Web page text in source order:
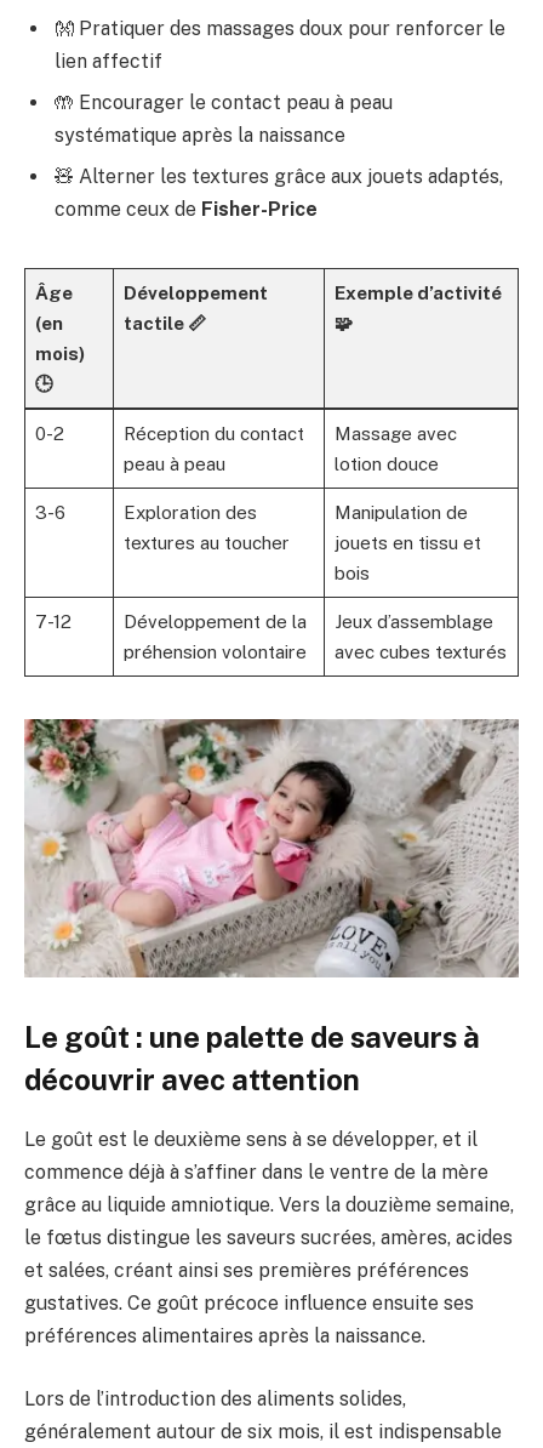
👐 Pratiquer des massages doux pour renforcer le
lien affectif
🤲 Encourager le contact peau à peau
systématique après la naissance
🧸 Alterner les textures grâce aux jouets adaptés,
comme ceux de Fisher-Price
Âge
(en
mois)
🕒
Développement
tactile 📏
Exemple d’activité
🧩
0-2
Réception du contact
peau à peau
Massage avec
lotion douce
3-6
Exploration des
textures au toucher
Manipulation de
jouets en tissu et
bois
7-12
Développement de la
préhension volontaire
Jeux d’assemblage
avec cubes texturés
Le goût : une palette de saveurs à
découvrir avec attention
Le goût est le deuxième sens à se développer, et il
commence déjà à s’affiner dans le ventre de la mère
grâce au liquide amniotique. Vers la douzième semaine,
le fœtus distingue les saveurs sucrées, amères, acides
et salées, créant ainsi ses premières préférences
gustatives. Ce goût précoce influence ensuite ses
préférences alimentaires après la naissance.
Lors de l’introduction des aliments solides,
généralement autour de six mois, il est indispensable